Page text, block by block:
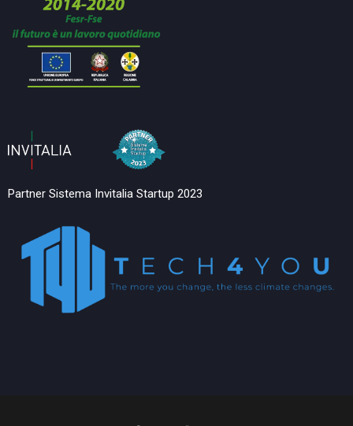
Partner Sistema Invitalia Startup 2023